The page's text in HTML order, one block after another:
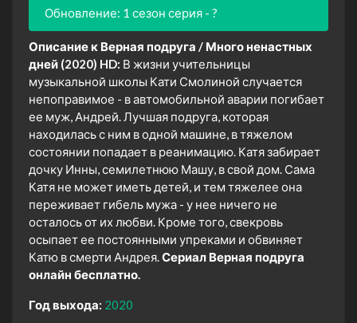
Обновление: 1 сезон серия - ?
Описание к Верная подруга / Много ненастных
дней (2020) HD: В жизни учительницы
музыкальной школы Кати Смолиной случается
непоправимое - в автомобильной аварии погибает
ее муж, Андрей. Лучшая подруга, которая
находилась с ним в одной машине, в тяжелом
состоянии попадает в реанимацию. Катя забирает
дочку Инны, семилетнюю Машу, в свой дом. Сама
Катя не может иметь детей, и тем тяжелее она
переживает гибель мужа - у нее ничего не
осталось от их любви. Кроме того, свекровь
осыпает ее постоянными упреками и обвиняет
Катю в смерти Андрея.Сериал Верная подруга
онлайн бесплатно.
Год выхода: 2020